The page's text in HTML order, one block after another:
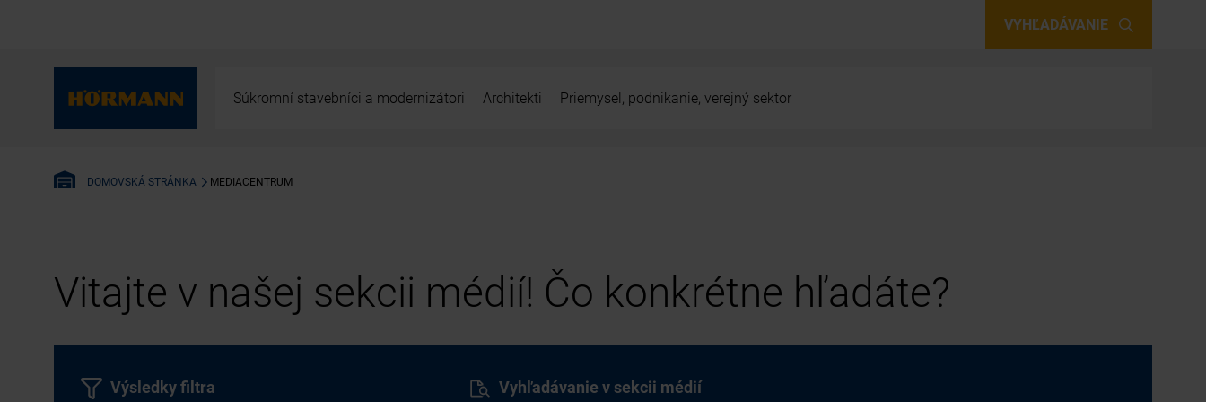
VYHĽADÁVANIE
Súkromní stavebníci a modernizátori Architekti Priemysel, podnikanie, verejný sektor
DOMOVSKÁ STRÁNKA MEDIACENTRUM
Vitajte v našej sekcii médií! Čo konkrétne hľadáte?
Vyhľadávanie v sekcii médií
Výsledky filtra